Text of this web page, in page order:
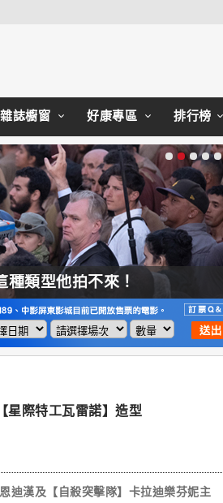
雜誌櫥窗 好康專區 排行榜
類型他拍不來！
星際特工瓦雷諾】造型
漢及【自殺突擊隊】卡拉迪樂芬妮主